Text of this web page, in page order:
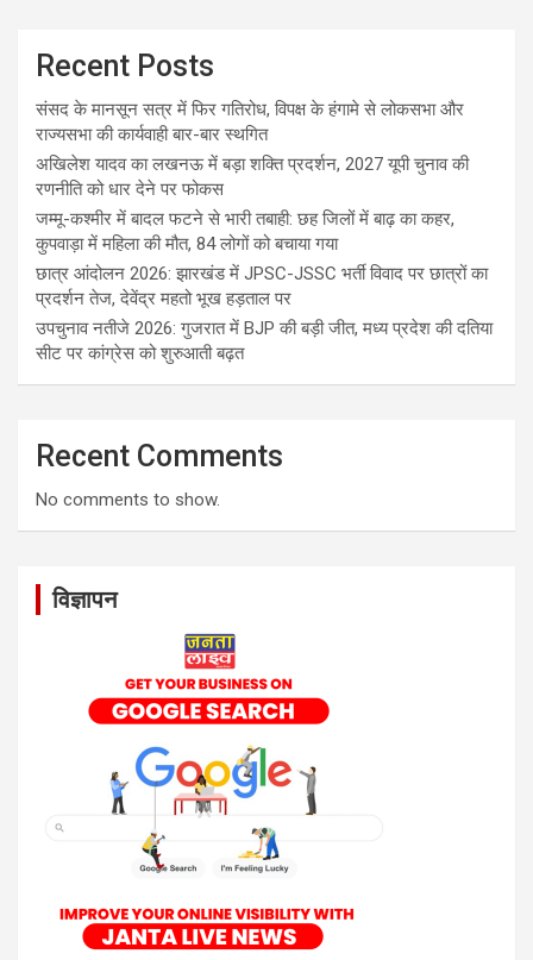
Recent Posts
संसद के मानसून सत्र में फिर गतिरोध, विपक्ष के हंगामे से लोकसभा और
राज्यसभा की कार्यवाही बार-बार स्थगित
अखिलेश यादव का लखनऊ में बड़ा शक्ति प्रदर्शन, 2027 यूपी चुनाव की
रणनीति को धार देने पर फोकस
जम्मू-कश्मीर में बादल फटने से भारी तबाही: छह जिलों में बाढ़ का कहर,
कुपवाड़ा में महिला की मौत, 84 लोगों को बचाया गया
छात्र आंदोलन 2026: झारखंड में JPSC-JSSC भर्ती विवाद पर छात्रों का
प्रदर्शन तेज, देवेंद्र महतो भूख हड़ताल पर
उपचुनाव नतीजे 2026: गुजरात में BJP की बड़ी जीत, मध्य प्रदेश की दतिया
सीट पर कांग्रेस को शुरुआती बढ़त
Recent Comments
No comments to show.
विज्ञापन